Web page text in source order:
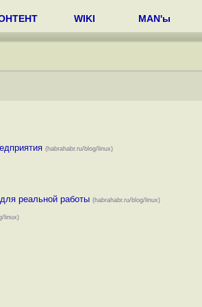
WIKI MAN'ы
(habrahabr.ru/blog/linux)
реальной работы (habrahabr.ru/blog/linux)
linux)